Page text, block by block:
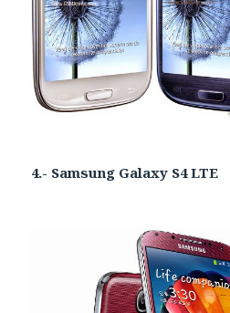
4.- Samsung Galaxy S4 LTE